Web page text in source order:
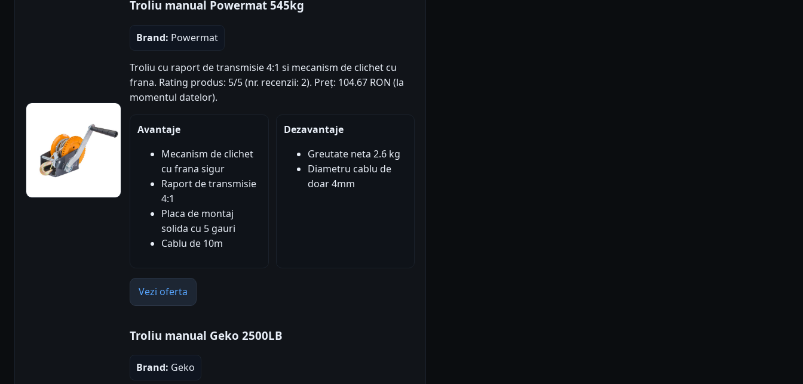
Troliu manual Powermat 545kg
Brand: Powermat
Troliu cu raport de transmisie 4:1 si mecanism de clichet cu
frana. Rating produs: 5/5 (nr. recenzii: 2). Preț: 104.67 RON (la
momentul datelor).
Avantaje
Mecanism de clichet
cu frana sigur
Raport de transmisie
4:1
Placa de montaj
solida cu 5 gauri
Cablu de 10m
Dezavantaje
Greutate neta 2.6 kg
Diametru cablu de
doar 4mm
Vezi oferta
Troliu manual Geko 2500LB
Brand: Geko